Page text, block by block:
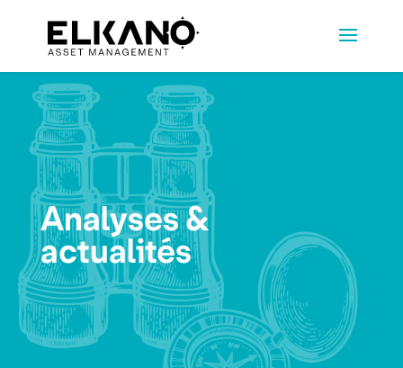
Analyses &
actualités